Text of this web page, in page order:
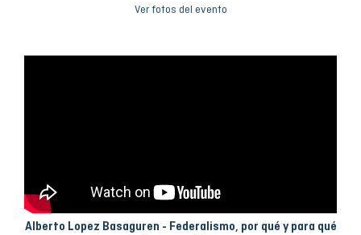
Ver fotos del evento
Alberto Lopez Basaguren - Federalismo, por qué y para qué